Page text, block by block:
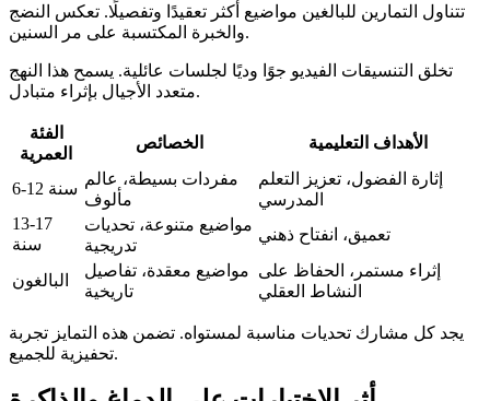
تتناول التمارين للبالغين مواضيع أكثر تعقيدًا وتفصيلًا. تعكس النضج
والخبرة المكتسبة على مر السنين.
تخلق التنسيقات الفيديو جوًا وديًا لجلسات عائلية. يسمح هذا النهج
متعدد الأجيال بإثراء متبادل.
الفئة
العمرية
الخصائص الأهداف التعليمية
6-12 سنة
مفردات بسيطة، عالم
مألوف
إثارة الفضول، تعزيز التعلم
المدرسي
13-17
سنة
مواضيع متنوعة، تحديات
تدريجية
تعميق، انفتاح ذهني
البالغون
مواضيع معقدة، تفاصيل
تاريخية
إثراء مستمر، الحفاظ على
النشاط العقلي
يجد كل مشارك تحديات مناسبة لمستواه. تضمن هذه التمايز تجربة
تحفيزية للجميع.